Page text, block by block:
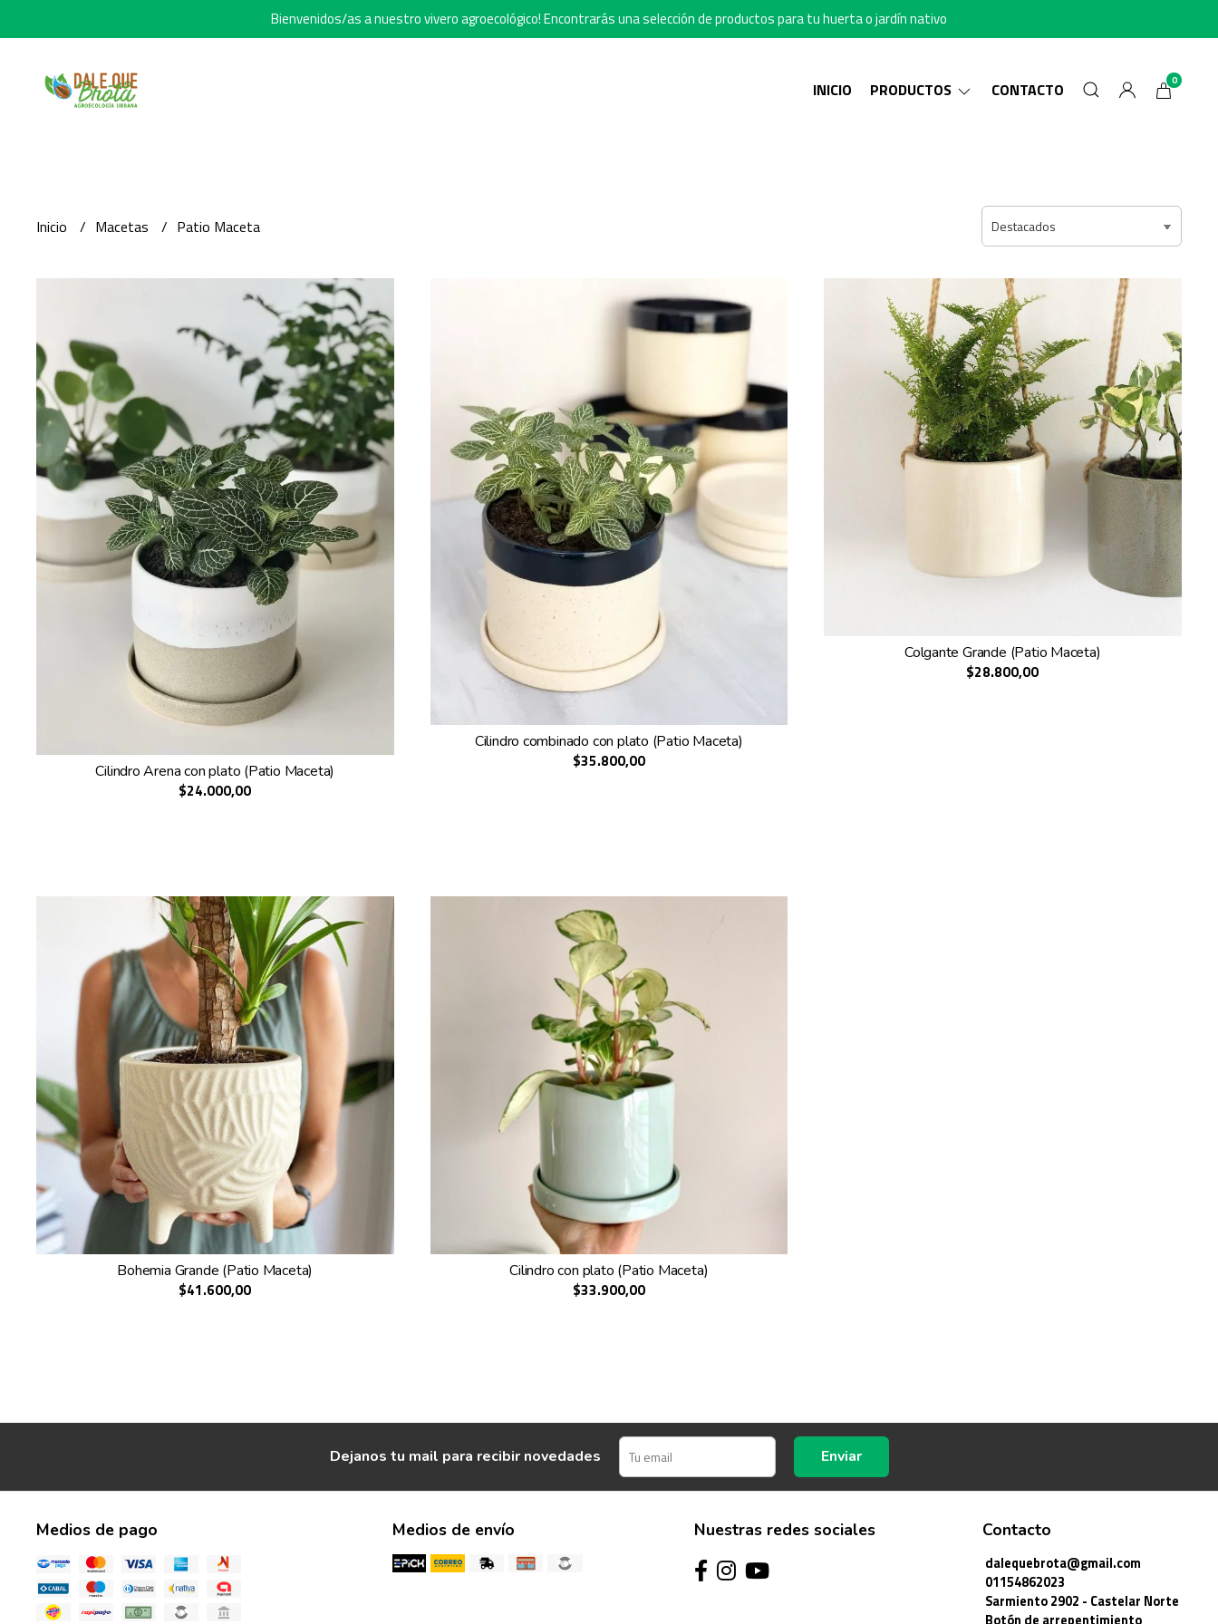
Bienvenidos/as a nuestro vivero agroecológico! Encontrarás una selección de productos para tu huerta o jardín nativo
INICIO PRODUCTOS CONTACTO 0
Inicio Macetas Patio Maceta
Cilindro Arena con plato (Patio Maceta)
$24.000,00
Cilindro combinado con plato (Patio Maceta)
$35.800,00
Colgante Grande (Patio Maceta)
$28.800,00
Bohemia Grande (Patio Maceta)
$41.600,00
Cilindro con plato (Patio Maceta)
$33.900,00
Dejanos tu mail para recibir novedades Enviar
Medios de pago Medios de envío Nuestras redes sociales Contacto
dalequebrota@gmail.com
01154862023
Sarmiento 2902 - Castelar Norte
Botón de arrepentimiento